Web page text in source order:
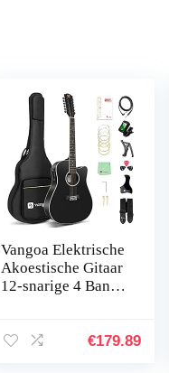
Vangoa Elektrische
Akoestische Gitaar
12-snarige 4 Band
Gitaar 4/4 voor
€179.89